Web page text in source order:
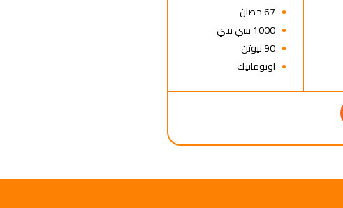
67 حصان
1000 سي سي
90 نيوتن
اوتوماتيك